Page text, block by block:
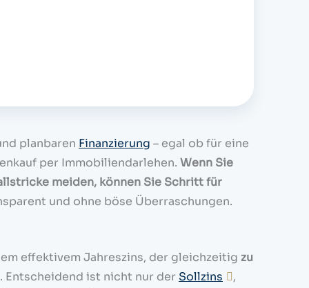
planbaren Finanzierung – egal ob für eine
per Immobiliendarlehen. Wenn Sie
meiden, können Sie Schritt für
und ohne böse Überraschungen.
effektivem Jahreszins, der gleichzeitig zu
. Entscheidend ist nicht nur der Sollzins
,